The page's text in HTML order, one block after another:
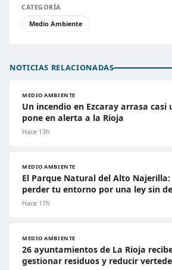
CATEGORÍA
Medio Ambiente
NOTICIAS RELACIONADAS
MEDIO AMBIENTE
Un incendio en Ezcaray arrasa casi
pone en alerta a la Rioja
Hace 13h
MEDIO AMBIENTE
El Parque Natural del Alto Najerilla:
perder tu entorno por una ley sin
Hace 17h
MEDIO AMBIENTE
26 ayuntamientos de La Rioja
gestionar residuos y reducir